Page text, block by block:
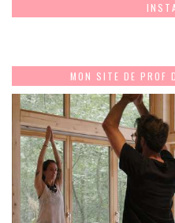
MON SITE DE PROF